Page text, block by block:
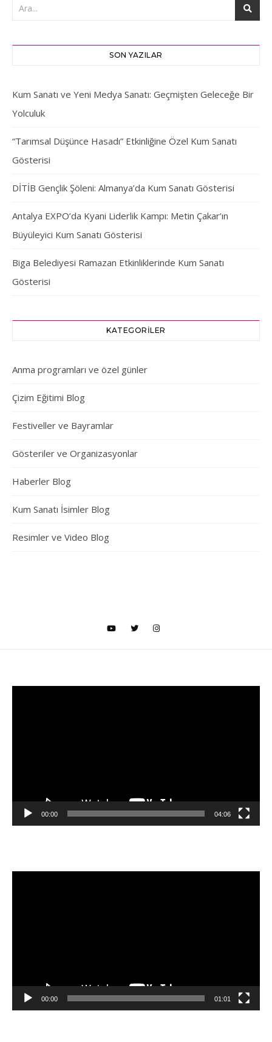
SON YAZILAR
Kum Sanatı ve Yeni Medya Sanatı: Geçmişten Geleceğe Bir
Yolculuk
“Tarımsal Düşünce Hasadı” Etkinliğine Özel Kum Sanatı
Gösterisi
DİTİB Gençlik Şöleni: Almanya’da Kum Sanatı Gösterisi
Antalya EXPO’da Kyani Liderlik Kampı: Metin Çakar’ın
Büyüleyici Kum Sanatı Gösterisi
Biga Belediyesi Ramazan Etkinliklerinde Kum Sanatı
Gösterisi
KATEGORILER
Anma programları ve özel günler
Çizim Eğitimi Blog
Festiveller ve Bayramlar
Gösteriler ve Organizasyonlar
Haberler Blog
Kum Sanatı İsimler Blog
Resimler ve Video Blog
00:00 04:06
00:00 01:01